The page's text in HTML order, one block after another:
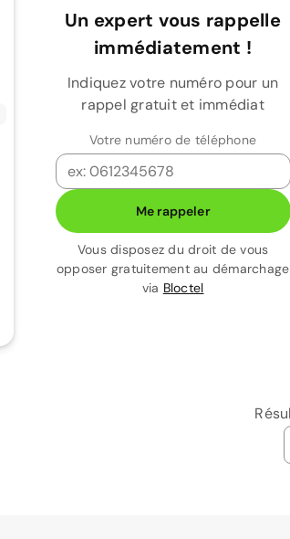
Un expert vous rappelle
immédiatement !
Indiquez votre numéro pour un
rappel gratuit et immédiat
Votre numéro de téléphone
Me rappeler
Vous disposez du droit de vous
opposer gratuitement au démarchage
via Bloctel